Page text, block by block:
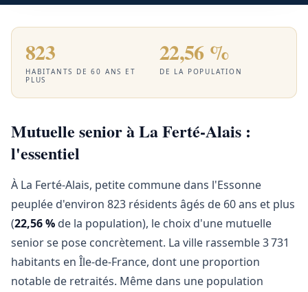
823
HABITANTS DE 60 ANS ET
PLUS
22,56 %
DE LA POPULATION
Mutuelle senior à La Ferté-Alais :
l'essentiel
À La Ferté-Alais, petite commune dans l'Essonne
peuplée d'environ 823 résidents âgés de 60 ans et plus
(22,56 % de la population), le choix d'une mutuelle
senior se pose concrètement. La ville rassemble 3 731
habitants en Île-de-France, dont une proportion
notable de retraités. Même dans une population